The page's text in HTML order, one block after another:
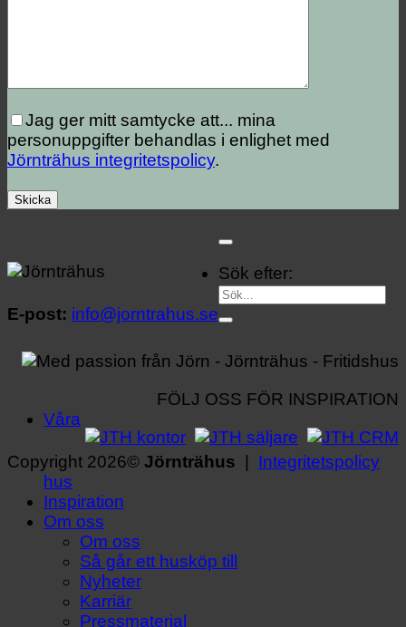
Jag ger mitt samtycke att... mina
personuppgifter behandlas i enlighet med
Jörnträhus integritetspolicy.
E-post: info@jorntrahus.se
FÖLJ OSS FÖR INSPIRATION
Copyright 2026© Jörnträhus | Integritetspolicy
Sök efter:
Våra
hus
Inspiration
Om oss
Om oss
Så går ett husköp till
Nyheter
Karriär
Pressmaterial